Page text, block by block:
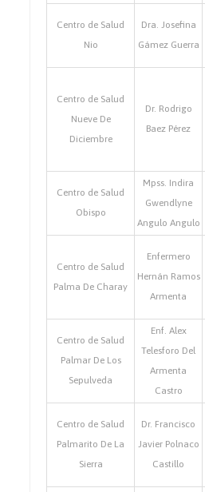
Centro de Salud
Nio
Dra. Josefina
Gámez Guerra
Centro de Salud
Nueve De
Diciembre
Dr. Rodrigo
Baez Pérez
Centro de Salud
Obispo
Mpss. Indira
Gwendlyne
Angulo Angulo
Centro de Salud
Palma De Charay
Enfermero
Hernán Ramos
Armenta
Centro de Salud
Palmar De Los
Sepulveda
Enf. Alex
Telesforo Del
Armenta
Castro
Centro de Salud
Palmarito De La
Sierra
Dr. Francisco
Javier Polnaco
Castillo